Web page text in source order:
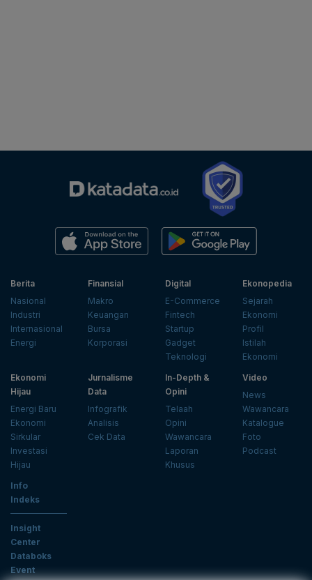
Berita
Nasional
Industri
Internasional
Energi
Finansial
Makro
Keuangan
Bursa
Korporasi
Digital
E-Commerce
Fintech
Startup
Gadget
Teknologi
Ekonopedia
Sejarah
Ekonomi
Profil
Istilah
Ekonomi
Ekonomi
Hijau
Energi Baru
Ekonomi
Sirkular
Investasi
Hijau
Jurnalisme
Data
Infografik
Analisis
Cek Data
In-Depth &
Opini
Telaah
Opini
Wawancara
Laporan
Khusus
Video
News
Wawancara
Katalogue
Foto
Podcast
Info
Indeks
Insight
Center
Databoks
Event